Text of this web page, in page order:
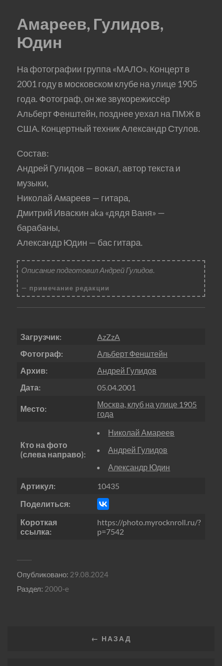
Амареев, Гулидов,
Юдин
На фотографии группа «МАЛО». Концерт в
2001 году в московском клубе на улице 1905
года. Фотограф, он же звукорежиссёр
Альберт Фенштейн, позднее уехал на ПМЖ в
США. Концертный техник Александр Стулов.
Состав:
Андрей Гулидов — вокал, автор текста и
музыки,
Николай Амареев — гитара,
Дмитрий Иваскин aka «дядя Ваня» —
барабаны,
Александр Юдин — бас гитара.
Описание подготовил Андрей Гулидов.
примечание редакции
Загрузчик:
AzZzA
Фотограф:
Альберт Фенштейн
Архив:
Андрей Гулидов
Дата:
05.04.2001
Место:
Москва, клуб на улице 1905
года
Кто на фото
(слева направо):
Николай Амареев
Андрей Гулидов
Александр Юдин
Артикул:
10435
Поделиться:
Короткая
ссылка:
https://photo.myrocknroll.ru/?
p=7542
Опубликовано: 29.08.2024
Раздел: 2000-е
← НАЗАД